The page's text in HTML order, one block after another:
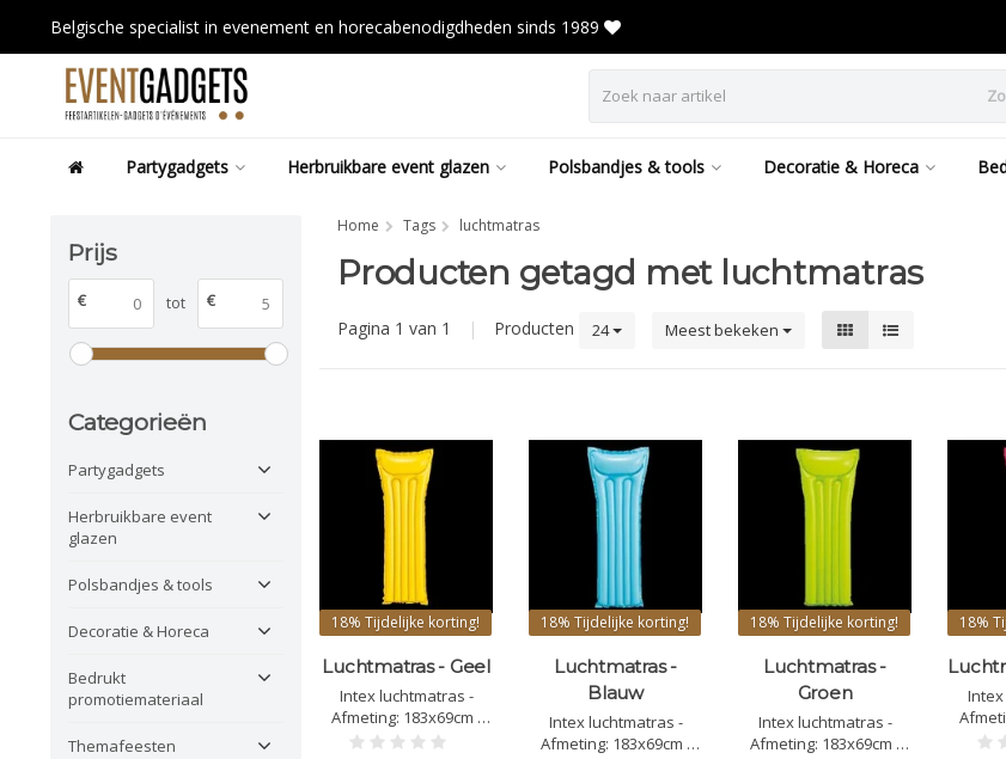
Belgische specialist in evenement en horecabenodigdheden sinds 1989
Partygadgets Herbruikbare event glazen Polsbandjes & tools Decoratie & Horeca
Prijs
€ tot €
Categorieën
Partygadgets
Herbruikbare event
glazen
Polsbandjes & tools
Decoratie & Horeca
Bedrukt
promotiemateriaal
Themafeesten
Home Tags luchtmatras
Producten getagd met luchtmatras
Pagina 1 van 1 | Producten 24 Meest bekeken
18% Tijdelijke korting!
Luchtmatras - Geel
Intex luchtmatras -
Afmeting: 183x69cm -
Kleur: Geel
18% Tijdelijke korting!
Luchtmatras -
Blauw
Intex luchtmatras -
Afmeting: 183x69cm -
18% Tijdelijke korting!
Luchtmatras -
Groen
Intex luchtmatras -
Afmeting: 183x69cm -
18%